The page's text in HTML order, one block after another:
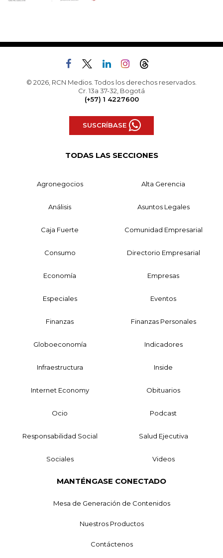
© 2026, RCN Medios. Todos los derechos reservados.
Cr. 13a 37-32, Bogotá
(+57) 1 4227600
SUSCRÍBASE
TODAS LAS SECCIONES
Agronegocios Alta Gerencia
Análisis Asuntos Legales
Caja Fuerte Comunidad Empresarial
Consumo Directorio Empresarial
Economía Empresas
Especiales Eventos
Finanzas Finanzas Personales
Globoeconomía Indicadores
Infraestructura Inside
Internet Economy Obituarios
Ocio Podcast
Responsabilidad Social Salud Ejecutiva
Sociales Videos
MANTÉNGASE CONECTADO
Mesa de Generación de Contenidos
Nuestros Productos
Contáctenos